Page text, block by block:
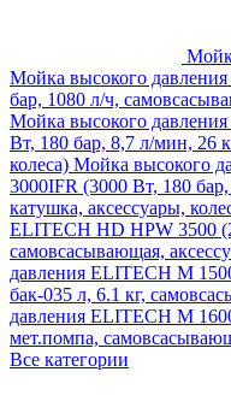
Мойка высокого
бар, 1080 л/ч,
Мойка высокого
Вт, 180 бар, 8,7 л/мин, 26
колеса) Мойка высокого
3000IFR (3000 Вт, 180
катушка, аксессуары,
ELITECH HD HPW 3500
самовсасывающая,
давления ELITECH M
бак-035 л, 6.1 кг,
давления ELITECH М
мет.помпа,
Все категории